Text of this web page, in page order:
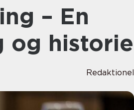
og historie
Redaktionel